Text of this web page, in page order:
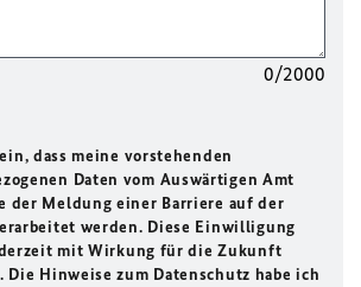
0/2000
dass meine vorstehenden
Daten vom Auswärtigen Amt
der Meldung einer Barriere auf der
werden. Diese Einwilligung
mit Wirkung für die Zukunft
Hinweise zum Datenschutz habe ich